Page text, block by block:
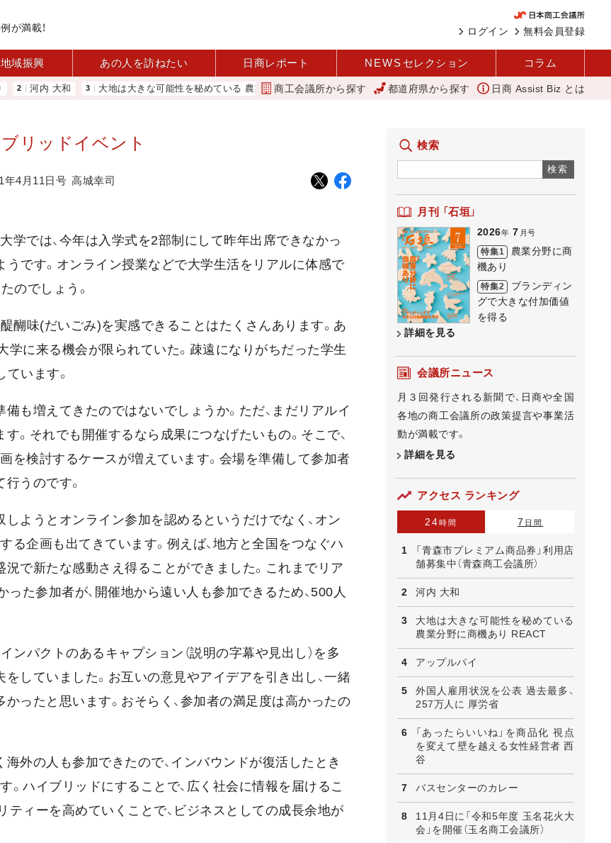
が満載！ 無料会員登録
ログイン
地域振興 あの人を訪ねたい 日商レポート NEWS セレクション コラム
河内 大和 大地は大きな可能性を秘めている 農業分野に商機あり REACT アップルパイ 外国人雇用状況を公表 過去最多、
商工会議所から探す 都道府県から探す 日商 Assist Biz とは
リッドイベント
年4月11日号 高城幸司
では、今年は入学式を2部制にして昨年出席できなかっ
です。オンライン授業などで大学生活をリアルに体感で
のでしょう。
醐味(だいごみ)を実感できることはたくさんあります。あ
学に来る機会が限られていた。疎遠になりがちだった学生
います。
も増えてきたのではないでしょうか。ただ、まだリアルイ
。それでも開催するなら成果につなげたいもの。そこで、
を検討するケースが増えています。会場を準備して参加者
うのです。
ようとオンライン参加を認めるというだけでなく、オン
企画も出てきています。例えば、地方と全国をつなぐハ
で新たな感動さえ得ることができました。これまでリア
た参加者が、開催地から遠い人も参加できるため、500人
ンパクトのあるキャプション（説明の字幕や見出し）を多
していました。お互いの意見やアイデアを引き出し、一緒
ったと思います。おそらく、参加者の満足度は高かったの
外の人も参加できたので、インバウンドが復活したとき
ハイブリッドにすることで、広く社会に情報を届けるこ
ィーを高めていくことで、ビジネスとしての成長余地が
検索
検索
月刊 「石垣」
2026年 7 月号
特集1
農業分野に商
機あり
特集2
ブランディン
グで大きな付加価値
を得る
詳細を見る
会議所ニュース
月３回発行される新聞で、日商や全国
各地の商工会議所の政策提言や事業活
動が満載です。
詳細を見る
アクセス ランキング
24時間 7 日間
「青森市プレミアム商品券」利用店
舗募集中（青森商工会議所）
河内 大和
大地は大きな可能性を秘めている
農業分野に商機あり REACT
アップルパイ
外国人雇用状況を公表 過去最多、
257万人に 厚労省
「あったらいいね」を商品化 視点
を変えて壁を越える女性経営者 西
谷
バスセンターのカレー
11月4日に「令和5年度 玉名花火大
会」を開催（玉名商工会議所）